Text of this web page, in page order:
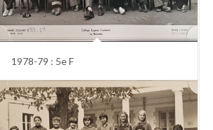
1978-79 : 5e F